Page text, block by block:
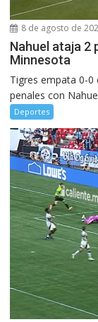
8 de agosto de
Nahuel ataja 2
Minnesota
Tigres empata 0-
penales con
Deportes